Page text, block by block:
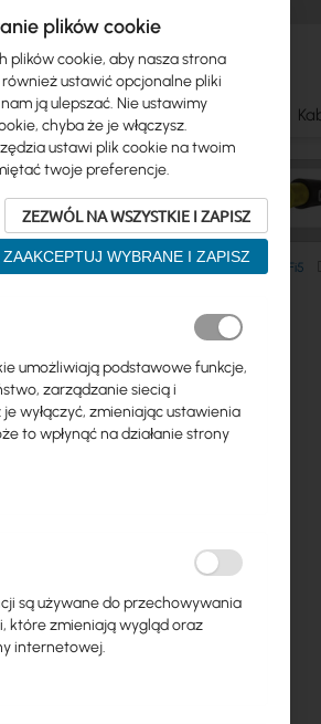
WiFi & SOHO
Mesh WiFi5
na
galerii
plików cookie
plików cookie, aby nasza strona
również ustawić opcjonalne pliki
ją ulepszać. Nie ustawimy
chyba że je włączysz.
ustawi plik cookie na twoim
twoje preferencje.
ZEZWÓL NA WSZYSTKIE I ZAPISZ
ZAAKCEPTUJ WYBRANE I ZAPISZ
umożliwiają podstawowe funkcje,
zarządzanie siecią i
wyłączyć, zmieniając ustawienia
to wpłynąć na działanie strony
są używane do przechowywania
które zmieniają wygląd oraz
internetowej.